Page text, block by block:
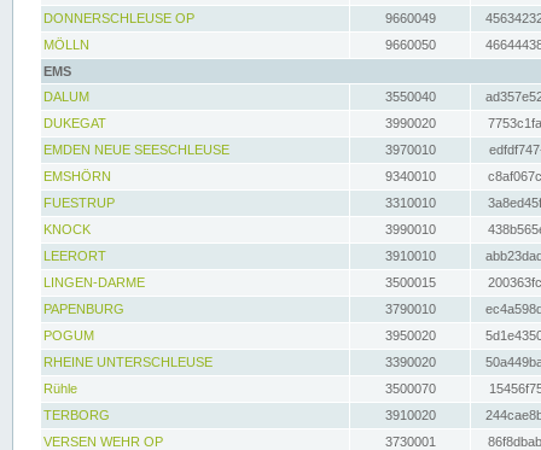
DONNERSCHLEUSE OP
9660049
MÖLLN
9660050
EMS
DALUM
3550040
DUKEGAT
3990020
EMDEN NEUE SEESCHLEUSE
3970010
EMSHÖRN
9340010
FUESTRUP
3310010
KNOCK
3990010
LEERORT
3910010
LINGEN-DARME
3500015
PAPENBURG
3790010
POGUM
3950020
RHEINE UNTERSCHLEUSE
3390020
Rühle
3500070
TERBORG
3910020
VERSEN WEHR OP
3730001